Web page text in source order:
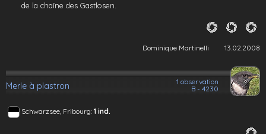
de la chaîne des Gastlosen.
Dominique Martinelli 13.02.2008
Merle à plastron
1 observation
B - 4230
Schwarzsee, Fribourg: 1 ind.